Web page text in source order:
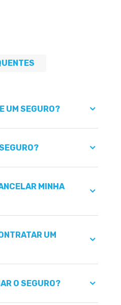
UM SEGURO?
MINHA
UM
O SEGURO?